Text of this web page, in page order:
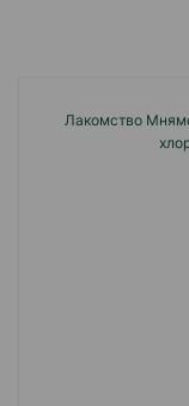
Лакомство